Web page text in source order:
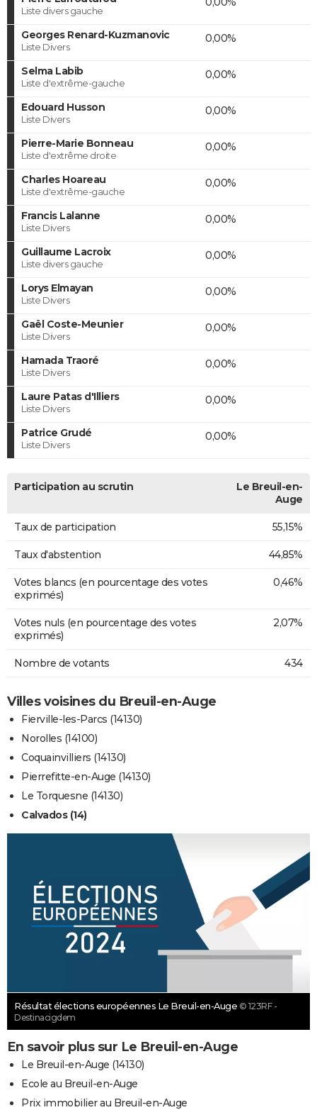
Liste divers gauche
Georges Renard-Kuzmanovic
Liste Divers
0,00%
Selma Labib
Liste d'extrême-gauche
0,00%
Edouard Husson
Liste Divers
0,00%
Pierre-Marie Bonneau
Liste d'extrême droite
0,00%
Charles Hoareau
Liste d'extrême-gauche
0,00%
Francis Lalanne
Liste Divers
0,00%
Guillaume Lacroix
Liste divers gauche
0,00%
Lorys Elmayan
Liste Divers
0,00%
Gaël Coste-Meunier
Liste Divers
0,00%
Hamada Traoré
Liste Divers
0,00%
Laure Patas d'Illiers
Liste Divers
0,00%
Patrice Grudé
Liste Divers
0,00%
Participation au scrutin
Le Breuil-en-
Auge
Taux de participation 55,15%
Taux d'abstention 44,85%
Votes blancs (en pourcentage des votes
exprimés)
0,46%
Votes nuls (en pourcentage des votes
exprimés)
2,07%
Nombre de votants 434
Villes voisines du Breuil-en-Auge
Fierville-les-Parcs (14130)
Norolles (14100)
Coquainvilliers (14130)
Pierrefitte-en-Auge (14130)
Le Torquesne (14130)
Calvados (14)
Résultat élections européennes Le Breuil-en-Auge © 123RF -
Destinacigdem
En savoir plus sur Le Breuil-en-Auge
Le Breuil-en-Auge (14130)
Ecole au Breuil-en-Auge
Prix immobilier au Breuil-en-Auge